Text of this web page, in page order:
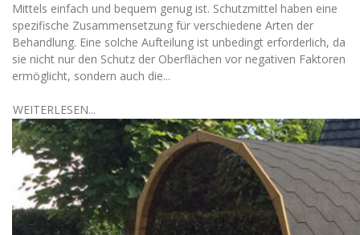
Mittels einfach und bequem genug ist. Schutzmittel haben eine
spezifische Zusammensetzung für verschiedene Arten der
Behandlung. Eine solche Aufteilung ist unbedingt erforderlich, da
sie nicht nur den Schutz der Oberflächen vor negativen Faktoren
ermöglicht, sondern auch die...
WEITERLESEN...